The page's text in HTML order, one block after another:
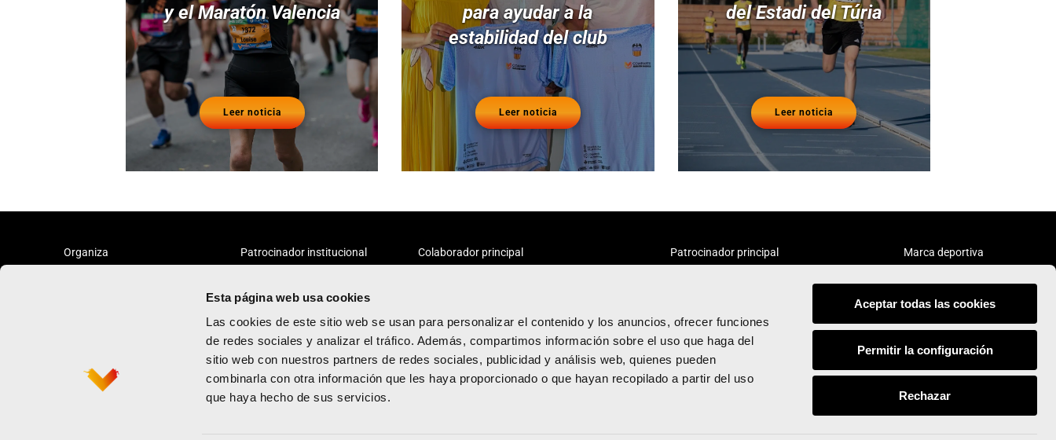
Esta página web usa cookies
Las cookies de este sitio web se usan para personalizar el contenido y los anuncios, ofrecer funciones
de redes sociales y analizar el tráfico. Además, compartimos información sobre el uso que haga del
sitio web con nuestros partners de redes sociales, publicidad y análisis web, quienes pueden
combinarla con otra información que les haya proporcionado o que hayan recopilado a partir del uso
que haya hecho de sus servicios.
Aceptar todas las cookies
Permitir la configuración
Rechazar
y el Maratón Valencia
Leer noticia
para ayudar a la
estabilidad del club
Leer noticia
del Estadi del Túria
Leer noticia
Organiza Patrocinador institucional Colaborador principal Patrocinador principal Marca deportiva
Política de privacidad